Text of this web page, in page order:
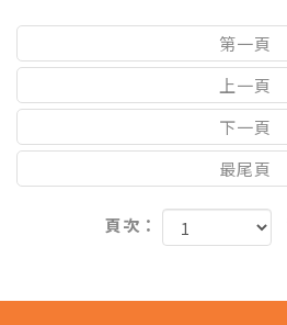
第一頁
上一頁
下一頁
最尾頁
頁次：